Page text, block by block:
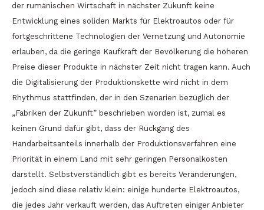
der rumänischen Wirtschaft in nächster Zukunft keine
Entwicklung eines soliden Markts für Elektroautos oder für
fortgeschrittene Technologien der Vernetzung und Autonomie
erlauben, da die geringe Kaufkraft der Bevölkerung die höheren
Preise dieser Produkte in nächster Zeit nicht tragen kann. Auch
die Digitalisierung der Produktionskette wird nicht in dem
Rhythmus stattfinden, der in den Szenarien bezüglich der
„Fabriken der Zukunft” beschrieben worden ist, zumal es
keinen Grund dafür gibt, dass der Rückgang des
Handarbeitsanteils innerhalb der Produktionsverfahren eine
Priorität in einem Land mit sehr geringen Personalkosten
darstellt. Selbstverständlich gibt es bereits Veränderungen,
jedoch sind diese relativ klein: einige hunderte Elektroautos,
die jedes Jahr verkauft werden, das Auftreten einiger Anbieter